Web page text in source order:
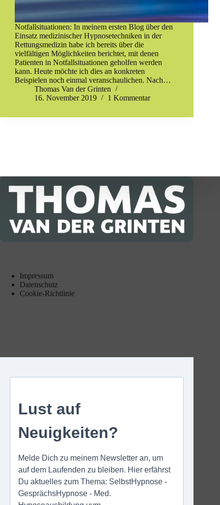
Notfallsituationen: In meinem ersten Blog über den
Einsatz medizinischer Hypnosetechniken in der
Rettungsmedizin habe ich bereits über die
vielfältigen Möglichkeiten berichtet, mit denen
Patienten in Notfallsituationen geholfen werden
kann. Heute möchte ich dies an konkreten
Beispielen noch einmal veranschaulichen. Nach…
Thomas Van der Grinten
16. November 2019
1 Kommentar
Impressum
Datenschutz
Cookie-Richtlinie